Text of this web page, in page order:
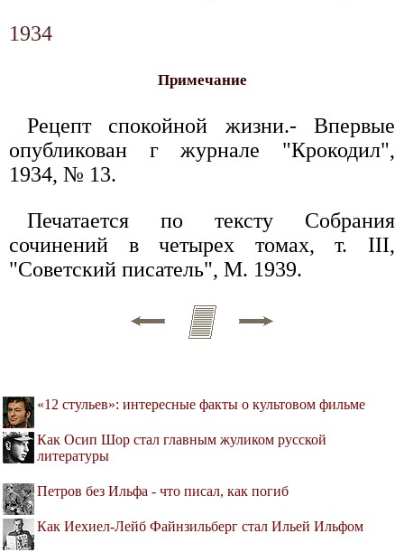
1934
Примечание
Рецепт спокойной жизни.- Впервые
опубликован г журнале "Крокодил",
1934, № 13.
Печатается по тексту Собрания
сочинений в четырех томах, т. III,
"Советский писатель", М. 1939.
«12 стульев»: интересные факты о культовом фильме
Как Осип Шор стал главным жуликом русской
литературы
Петров без Ильфа - что писал, как погиб
Как Иехиел-Лейб Файнзильберг стал Ильей Ильфом